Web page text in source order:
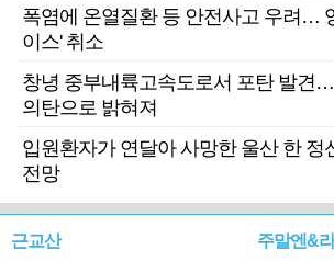
폭염에 온열질환 등 안전사고 우려…
이스' 취소
창녕 중부내륙고속도로서 포탄 발견
의탄으로 밝혀져
입원환자가 연달아 사망한 울산 한 정
전망
근교산 주말엔&